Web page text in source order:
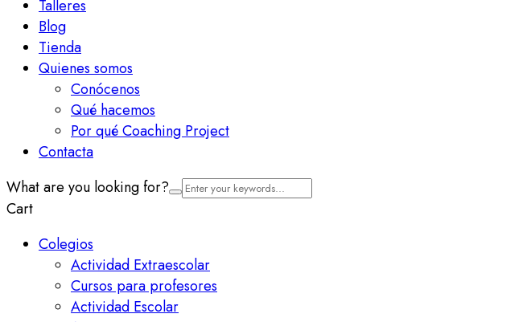
Talleres
Blog
Tienda
Quienes somos
Conócenos
Qué hacemos
Por qué Coaching Project
Contacta
What are you looking for?
Cart
Colegios
Actividad Extraescolar
Cursos para profesores
Actividad Escolar